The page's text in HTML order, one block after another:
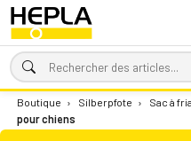
Boutique › Silberpfote › Sac à
pour chiens